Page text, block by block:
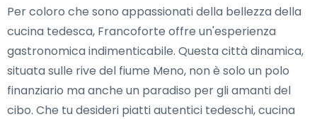
Per coloro che sono appassionati della bellezza della
cucina tedesca, Francoforte offre un'esperienza
gastronomica indimenticabile. Questa città dinamica,
situata sulle rive del fiume Meno, non è solo un polo
finanziario ma anche un paradiso per gli amanti del
cibo. Che tu desideri piatti autentici tedeschi, cucina